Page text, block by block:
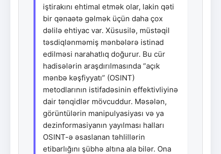
iştirakını ehtimal etmək olar, lakin qəti
bir qənaətə gəlmək üçün daha çox
dəlilə ehtiyac var. Xüsusilə, müstəqil
təsdiqlənməmiş mənbələrə istinad
edilməsi narahatlıq doğurur. Bu cür
hadisələrin araşdırılmasında “açık
mənbə kəşfiyyatı” (OSINT)
metodlarının istifadəsinin effektivliyinə
dair tənqidlər mövcuddur. Məsələn,
görüntülərin manipulyasiyası və ya
dezinformasiyanın yayılması halları
OSINT-ə əsaslanan təhlillərin
etibarlığını şübhə altına ala bilər. Ona